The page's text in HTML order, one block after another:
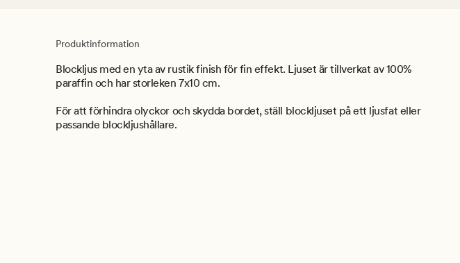
Produktinformation
Blockljus med en yta av rustik finish för fin effekt. Ljuset är tillverkat av 100%
paraffin och har storleken 7x10 cm.
För att förhindra olyckor och skydda bordet, ställ blockljuset på ett ljusfat eller
passande blockljushållare.